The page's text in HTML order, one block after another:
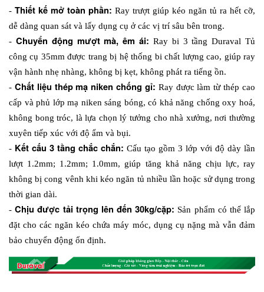
- Thiết kế mở toàn phần: Ray trượt giúp kéo ngăn tủ ra hết cỡ,
dễ dàng quan sát và lấy dụng cụ ở các vị trí sâu bên trong.
- Chuyển động mượt mà, êm ái: Ray bi 3 tầng Duraval Tủ
công cụ 35mm được trang bị hệ thống bi chất lượng cao, giúp ray
vận hành nhẹ nhàng, không bị kẹt, không phát ra tiếng ồn.
- Chất liệu thép mạ niken chống gỉ: Ray được làm từ thép cao
cấp và phủ lớp mạ niken sáng bóng, có khả năng chống oxy hoá,
không bong tróc, là lựa chọn lý tưởng cho nhà xưởng, nơi thường
xuyên tiếp xúc với độ ẩm và bụi.
- Kết cấu 3 tầng chắc chắn: Cấu tạo gồm 3 lớp với độ dày lần
lượt 1.2mm; 1.2mm; 1.0mm, giúp tăng khả năng chịu lực, ray
không bị cong vênh khi kéo ngăn tủ nhiều lần hoặc sử dụng trong
thời gian dài.
- Chịu được tải trọng lên đến 30kg/cặp: Sản phẩm có thể lắp
đặt cho các ngăn kéo chứa máy móc, dụng cụ nặng mà vẫn đảm
bảo chuyển động ổn định.